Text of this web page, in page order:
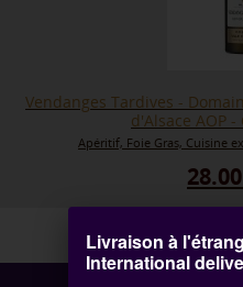
Vendanges Tardives -
d'Alsace AOP
Apéritif, Foie Gras, Cuisine
Livraison à
International